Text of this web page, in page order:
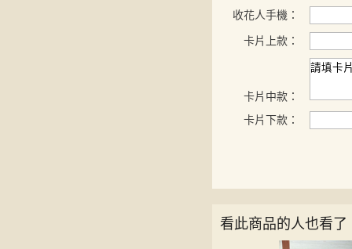
收花人手機：
卡片上款：
卡片中款：
卡片下款：
看此商品的人也看了